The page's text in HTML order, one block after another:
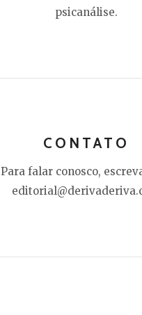
psicanálise.
CONTATO
Para falar conosco,